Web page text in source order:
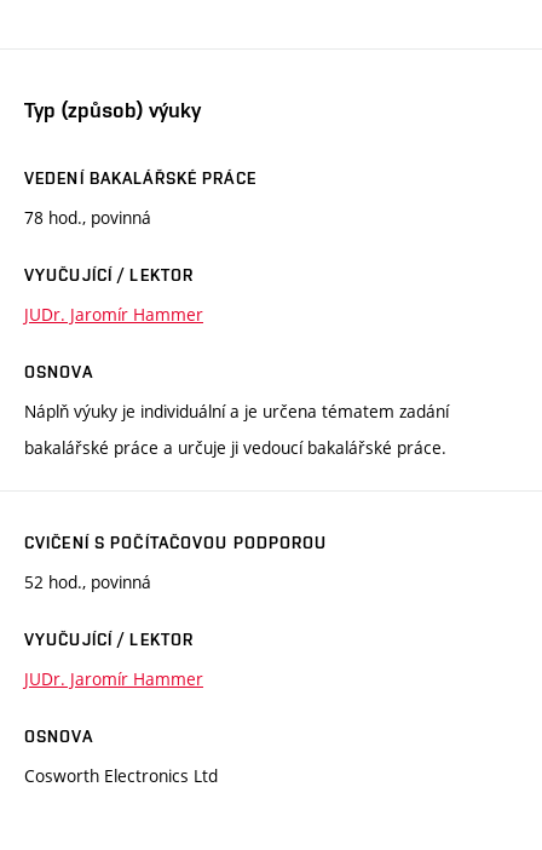
Typ (způsob) výuky
VEDENÍ BAKALÁŘSKÉ PRÁCE
78 hod., povinná
VYUČUJÍCÍ / LEKTOR
JUDr. Jaromír Hammer
OSNOVA
Náplň výuky je individuální a je určena tématem zadání
bakalářské práce a určuje ji vedoucí bakalářské práce.
CVIČENÍ S POČÍTAČOVOU PODPOROU
52 hod., povinná
VYUČUJÍCÍ / LEKTOR
JUDr. Jaromír Hammer
OSNOVA
Cosworth Electronics Ltd